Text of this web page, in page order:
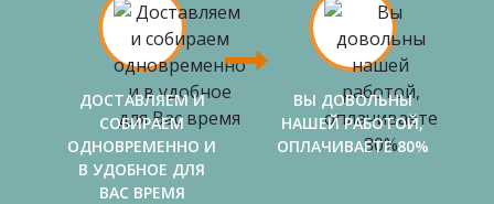
ДОСТАВЛЯЕМ И
СОБИРАЕМ
ОДНОВРЕМЕННО И
В УДОБНОЕ ДЛЯ
ВАС ВРЕМЯ
ВЫ ДОВОЛЬНЫ
НАШЕЙ РАБОТОЙ,
ОПЛАЧИВАЕТЕ 80%